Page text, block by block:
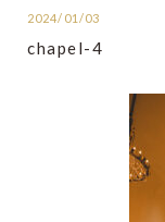
2024/01/03
chapel-4